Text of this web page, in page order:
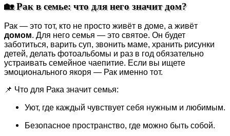
🏡 Рак в семье: что для него значит дом?
Рак — это тот, кто не просто живёт в доме, а живёт
домом. Для него семья — это святое. Он будет
заботиться, варить суп, звонить маме, хранить рисунки
детей, делать фотоальбомы и раз в год обязательно
устраивать семейное чаепитие. Если вы ищете
эмоционального якоря — Рак именно тот.
📌 Что для Рака значит семья:
Уют, где каждый чувствует себя нужным и любимым.
Безопасное пространство, где можно быть собой.